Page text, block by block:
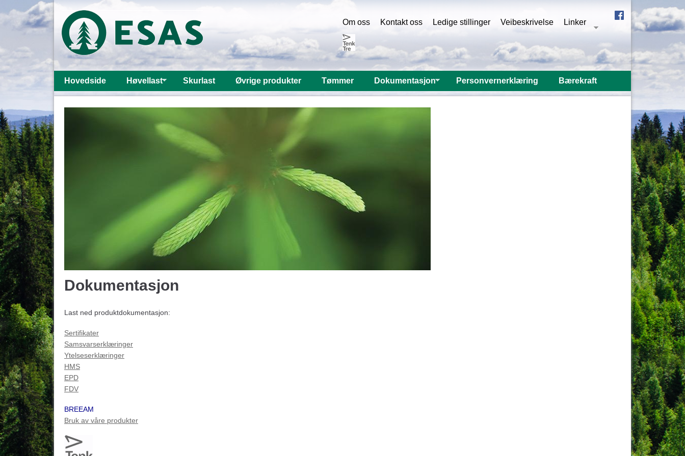
Om oss Kontakt oss Ledige stillinger Veibeskrivelse Linker
Hovedside Høvellast Skurlast Øvrige produkter Tømmer Dokumentasjon Personvernerklæring Bærekraft
Dokumentasjon
Last ned produktdokumentasjon:
Sertifikater
Samsvarserklæringer
Ytelseserklæringer
HMS
EPD
FDV
BREEAM
Bruk av våre produkter